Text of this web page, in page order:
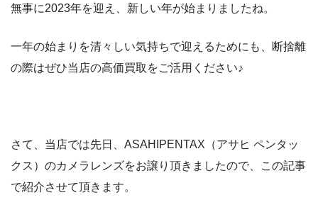
無事に2023年を迎え、新しい年が始まりましたね。
一年の始まりを清々しい気持ちで迎えるためにも、断捨離
の際はぜひ当店の高価買取をご活用ください♪
さて、当店では先日、ASAHIPENTAX（アサヒ ペンタッ
クス）のカメラレンズをお譲り頂きましたので、この記事
で紹介させて頂きます。